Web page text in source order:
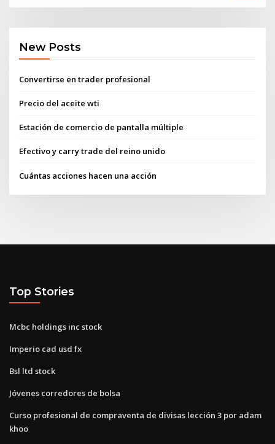
New Posts
Convertirse en trader profesional
Precio del aceite wti
Estación de comercio de pantalla múltiple
Efectivo y carry trade del reino unido
Cuántas acciones hacen una acción
Top Stories
Mcbc holdings inc stock
Imperio cad usd fx
Bsl ltd stock
Jóvenes corredores de bolsa
Curso profesional de compraventa de divisas lección 3 por adam
khoo